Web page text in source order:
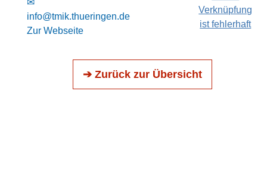
✉
info@tmik.thueringen.de
Zur Webseite
Verknüpfung
ist fehlerhaft
➔ Zurück zur Übersicht